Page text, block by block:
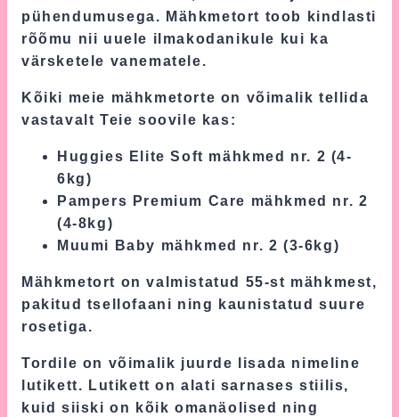
pühendumusega. Mähkmetort toob kindlasti
rõõmu nii uuele ilmakodanikule kui ka
värsketele vanematele.
Kõiki meie mähkmetorte on võimalik tellida
vastavalt Teie soovile kas:
Huggies Elite Soft mähkmed nr. 2 (4-
6kg)
Pampers Premium Care mähkmed nr. 2
(4-8kg)
Muumi Baby mähkmed nr. 2 (3-6kg)
Mähkmetort on valmistatud 55-st mähkmest,
pakitud tsellofaani ning kaunistatud suure
rosetiga.
Tordile on võimalik juurde lisada nimeline
lutikett. Lutikett on alati sarnases stiilis,
kuid siiski on kõik omanäolised ning